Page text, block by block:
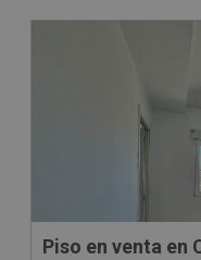
Piso en venta en